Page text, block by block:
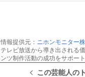
情報提供元： ニホンモニター
テレビ放送から導き出される
ンツ制作活動の成功をサポート
この芸能人の